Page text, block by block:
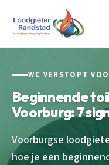
WC VERSTOPT
Beginnende
Voorburg: 7
Voorburgse
hoe je een